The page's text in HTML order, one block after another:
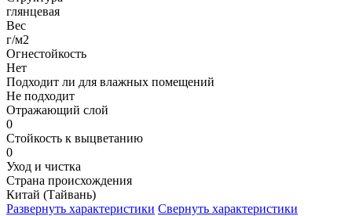
глянцевая
Вес
г/м2
Огнестойкость
Нет
Подходит ли для влажных помещений
Не подходит
Отражающий слой
0
Стойкость к выцветанию
0
Уход и чистка
Страна происхождения
Китай (Тайвань)
Развернуть характеристики Свернуть характеристики